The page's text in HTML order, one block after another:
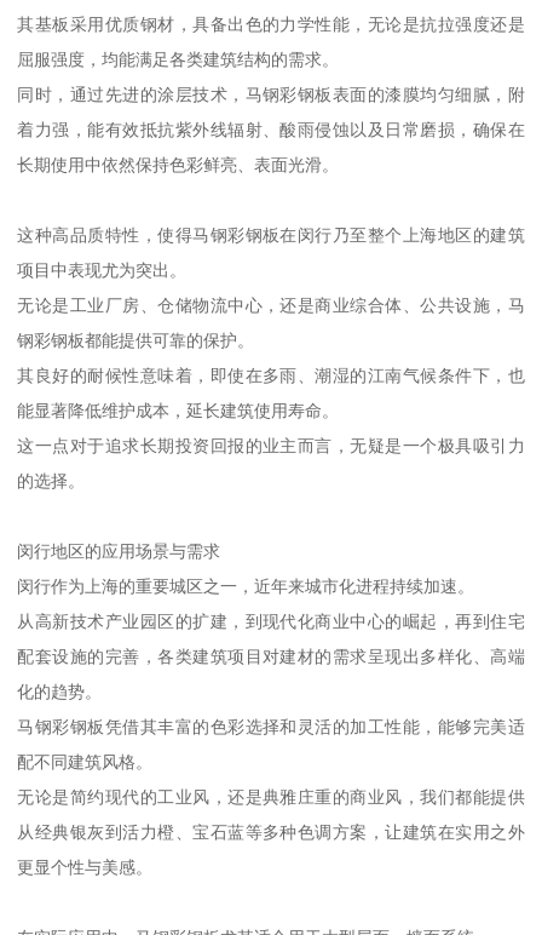
其基板采用优质钢材，具备出色的力学性能，无论是抗拉强度还是
屈服强度，均能满足各类建筑结构的需求。
同时，通过先进的涂层技术，马钢彩钢板表面的漆膜均匀细腻，附
着力强，能有效抵抗紫外线辐射、酸雨侵蚀以及日常磨损，确保在
长期使用中依然保持色彩鲜亮、表面光滑。
这种高品质特性，使得马钢彩钢板在闵行乃至整个上海地区的建筑
项目中表现尤为突出。
无论是工业厂房、仓储物流中心，还是商业综合体、公共设施，马
钢彩钢板都能提供可靠的保护。
其良好的耐候性意味着，即使在多雨、潮湿的江南气候条件下，也
能显著降低维护成本，延长建筑使用寿命。
这一点对于追求长期投资回报的业主而言，无疑是一个极具吸引力
的选择。
闵行地区的应用场景与需求
闵行作为上海的重要城区之一，近年来城市化进程持续加速。
从高新技术产业园区的扩建，到现代化商业中心的崛起，再到住宅
配套设施的完善，各类建筑项目对建材的需求呈现出多样化、高端
化的趋势。
马钢彩钢板凭借其丰富的色彩选择和灵活的加工性能，能够完美适
配不同建筑风格。
无论是简约现代的工业风，还是典雅庄重的商业风，我们都能提供
从经典银灰到活力橙、宝石蓝等多种色调方案，让建筑在实用之外
更显个性与美感。